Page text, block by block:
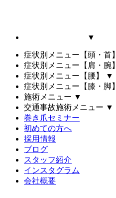
▼
症状別メニュー【頭・首】
症状別メニュー【肩・腕】
症状別メニュー【腰】
▼
症状別メニュー【膝・脚】
施術メニュー ▼
交通事故施術メニュー ▼
巻き爪セミナー
初めての方へ
採用情報
ブログ
スタッフ紹介
インスタグラム
会社概要